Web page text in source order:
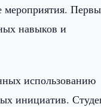
мероприятия.
навыков и
использованию
инициатив.